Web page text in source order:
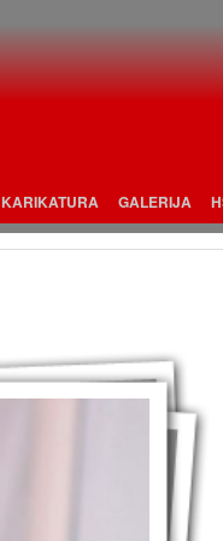
KARIKATURA GALERIJA